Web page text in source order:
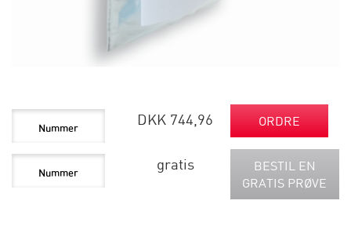
DKK 744,96 ORDRE
gratis
BESTIL EN
GRATIS PRØVE